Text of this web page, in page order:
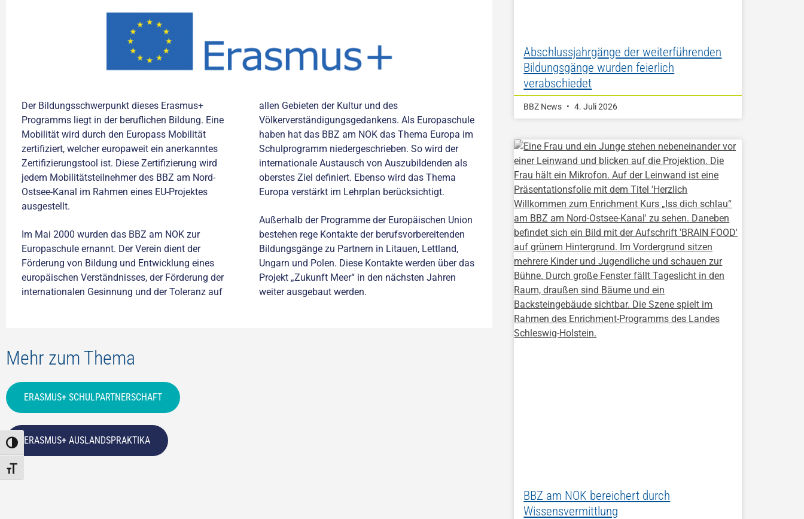
UMSCHALTEN AUF HOHE KONTRASTE
SCHRIFT VERGRÖSSERN
Der Bildungsschwerpunkt dieses Erasmus+
Programms liegt in der beruflichen Bildung. Eine
Mobilität wird durch den Europass Mobilität
zertifiziert, welcher europaweit ein anerkanntes
Zertifizierungstool ist. Diese Zertifizierung wird
jedem Mobilitätsteilnehmer des BBZ am Nord-
Ostsee-Kanal im Rahmen eines EU-Projektes
ausgestellt.
Im Mai 2000 wurden das BBZ am NOK zur
Europaschule ernannt. Der Verein dient der
Förderung von Bildung und Entwicklung eines
europäischen Verständnisses, der Förderung der
internationalen Gesinnung und der Toleranz auf
allen Gebieten der Kultur und des
Völkerverständigungsgedankens. Als Europaschule
haben hat das BBZ am NOK das Thema Europa im
Schulprogramm niedergeschrieben. So wird der
internationale Austausch von Auszubildenden als
oberstes Ziel definiert. Ebenso wird das Thema
Europa verstärkt im Lehrplan berücksichtigt.
Außerhalb der Programme der Europäischen Union
bestehen rege Kontakte der berufsvorbereitenden
Bildungsgänge zu Partnern in Litauen, Lettland,
Ungarn und Polen. Diese Kontakte werden über das
Projekt „Zukunft Meer“ in den nächsten Jahren
weiter ausgebaut werden.
Mehr zum Thema
ERASMUS+ SCHULPARTNERSCHAFT
ERASMUS+ AUSLANDSPRAKTIKA
Abschlussjahrgänge der weiterführenden
Bildungsgänge wurden feierlich
verabschiedet
BBZ News 4. Juli 2026
BBZ am NOK bereichert durch
Wissensvermittlung